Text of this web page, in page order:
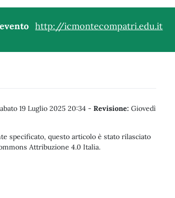
http://icmontecompatri.edu.it
19 Luglio 2025 20:34 - Revisione: Giovedì
specificato, questo articolo è stato rilasciato
Attribuzione 4.0 Italia.